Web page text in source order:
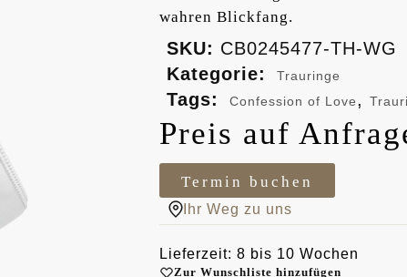
wahren Blickfang.
SKU: CB0245477-TH-WG
Kategorie:
Trauringe
Tags: Confession of Love,
Preis auf
Termin buchen
Ihr Weg zu uns
Lieferzeit: 8 bis 10 Wochen
Zur Wunschliste hinzufügen